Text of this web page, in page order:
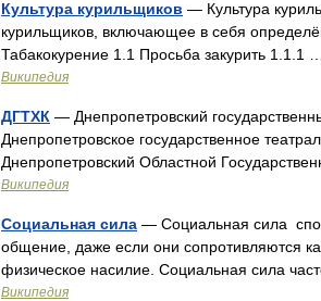
Культура курильщиков — Культура
курильщиков, включающее в себя
Табакокурение 1.1 Просьба закурить 1.1.1 …
Википедия
ДГТХК — Днепропетровский
Днепропетровское государственное
Днепропетровский Областной
Википедия
Социальная сила — Социальная сила
общение, даже если они сопротивляются
физическое насилие. Социальная сила
Википедия